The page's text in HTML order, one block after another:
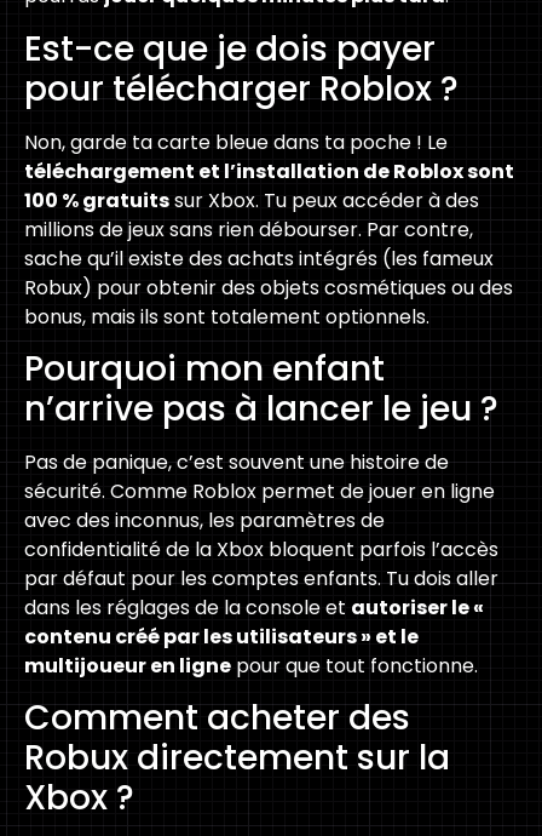
Est-ce que je dois payer
pour télécharger Roblox ?
Non, garde ta carte bleue dans ta poche ! Le
téléchargement et l’installation de Roblox sont
100 % gratuitssur Xbox. Tu peux accéder à des
millions de jeux sans rien débourser. Par contre,
sache qu’il existe des achats intégrés (les fameux
Robux) pour obtenir des objets cosmétiques ou des
bonus, mais ils sont totalement optionnels.
Pourquoi mon enfant
n’arrive pas à lancer le jeu ?
Pas de panique, c’est souvent une histoire de
sécurité. Comme Roblox permet de jouer en ligne
avec des inconnus, les paramètres de
confidentialité de la Xbox bloquent parfois l’accès
par défaut pour les comptes enfants. Tu dois aller
dans les réglages de la console et autoriser le «
contenu créé par les utilisateurs » et le
multijoueur en ligne pour que tout fonctionne.
Comment acheter des
Robux directement sur la
Xbox ?